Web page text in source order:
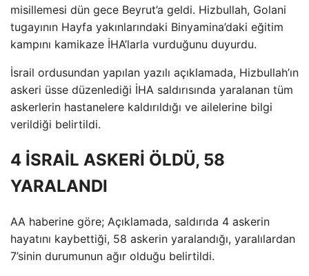
misillemesi dün gece Beyrut’a geldi. Hizbullah, Golani
tugayının Hayfa yakınlarındaki Binyamina’daki eğitim
kampını kamikaze İHA’larla vurduğunu duyurdu.
İsrail ordusundan yapılan yazılı açıklamada, Hizbullah’ın
askeri üsse düzenlediği İHA saldırısında yaralanan tüm
askerlerin hastanelere kaldırıldığı ve ailelerine bilgi
verildiği belirtildi.
4 İSRAİL ASKERİ ÖLDÜ, 58
YARALANDI
AA haberine göre; Açıklamada, saldırıda 4 askerin
hayatını kaybettiği, 58 askerin yaralandığı, yaralılardan
7’sinin durumunun ağır olduğu belirtildi.